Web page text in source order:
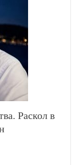
Раскол в